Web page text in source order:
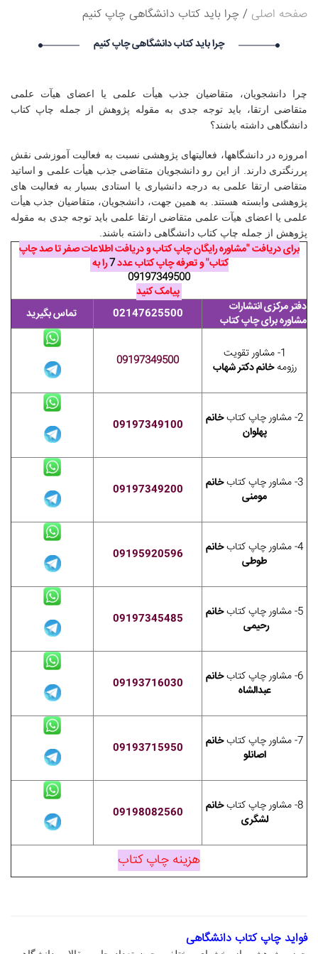
Narkolog na dom_yysn Narkolog na dom_yysn گرامی :
avet mirakyan_fxet avet mirakyan_fxet گرامی : درخواست
استخدام شما با موفقیت انجام شد ساعت ۱۶:۴۴:۵۳ تاریخ ۱۴۰۵/۵/۱۶
Skam-pyblikaciya_fiSt Skam-pyblikaciya_fiSt گرامی :
۱۴۰۵/۵/۱۶
صفحه اصلی چرا باید کتاب دانشگاهی چاپ کنیم
چرا باید کتاب دانشگاهی چاپ کنیم
چرا دانشجویان، متقاضیان جذب هیأت علمی یا اعضای هیآت علمی
متقاضی ارتقا، باید توجه جدی به مقوله پژوهش از جمله چاپ کتاب
دانشگاهی داشته باشند؟
امروزه در دانشگاهها، فعالیتهای پژوهشی نسبت به فعالیت آموزشی نقش
پررنگتری دارند. از این رو دانشجویان متقاضی جذب هیأت علمی و اساتید
متقاضی ارتقا علمی به درجه دانشیاری یا استادی بسیار به فعالیت های
پژوهشی وابسته هستند. به همین جهت، دانشجویان، متقاضیان جذب هیأت
علمی یا اعضای هیآت علمی متقاضی ارتقا علمی باید توجه جدی به مقوله
پژوهش از جمله چاپ کتاب دانشگاهی داشته باشند.
برای دریافت "مشاوره رایگان چاپ کتاب و دریافت اطلاعات صفر تا صد چاپ
کتاب" و تعرفه چاپ کتاب عدد7را به
09197349500
پیامک کنید
دفتر مرکزی انتشارات
مشاوره برای چاپ کتاب
02147625500 تماس بگیرید
1- مشاور تقویت
رزومهخانم دکتر شهاب 09197349500
2- مشاور چاپ کتاب
خانم
پهلوان
09197349100
3- مشاور چاپ کتاب
خانم
مومنی
09197349200
4- مشاور چاپ کتاب
خانم
طوطی
09195920596
5- مشاور چاپ کتاب
خانم
رحیمی
09197345485
6- مشاور چاپ کتاب
خانم
عبدالشاه
09193716030
7- مشاور چاپ کتاب
خانم
اصانلو
09193715950
8- مشاور چاپ کتاب
خانم
لشگری
09198082560
هزینه چاپ کتاب
فواید چاپ کتاب دانشگاهی